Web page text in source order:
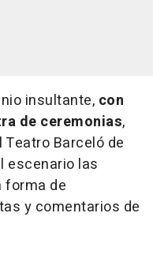
insultante, con
de ceremonias,
Teatro Barceló de
escenario las
forma de
y comentarios de